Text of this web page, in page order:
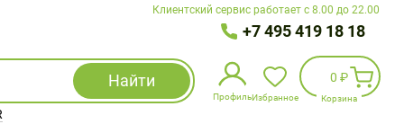
Клиентский сервис работает с 8.00 до 22.00
+7 495 419 18 18
Найти
Профиль
Избранное
Избранное
0 ₽
Корзина